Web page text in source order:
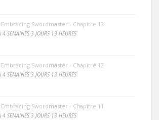
Embracing Swordmaster - Chapitre 13
4 SEMAINES 3 JOURS 13 HEURES
Embracing Swordmaster - Chapitre 12
4 SEMAINES 3 JOURS 13 HEURES
Embracing Swordmaster - Chapitre 11
4 SEMAINES 3 JOURS 13 HEURES